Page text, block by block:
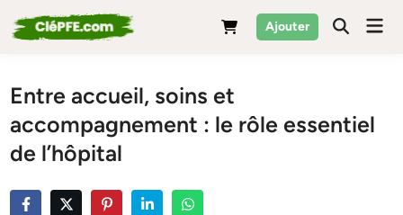
to
Ajouter
Entre accueil, soins et
accompagnement : le rôle essentiel
de l’hôpital